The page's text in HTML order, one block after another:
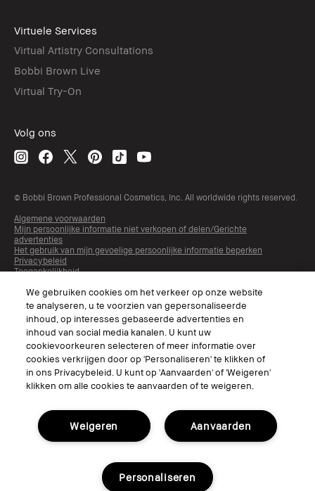
Virtuele Services
Virtual Artistry Consultations
Bobbi Brown Live
Virtual Try-On
Volg ons
© Bobbi Brown Professional Cosmetics, Inc. All worldwide rights reserved.
Algemene voorwaarden
Mijn persoonlijke informatie niet verkopen of delen/Gerichte
advertenties
Het gebruik van mijn gevoelige persoonlijke informatie beperken
Privacybeleid
Toegankelijkheid
We gebruiken cookies om het verkeer op onze website
te analyseren, u te voorzien van gepersonaliseerde
inhoud, op interesses gebaseerde advertenties en
inhoud van social media kanalen. U kunt uw
cookievoorkeuren selecteren of meer informatie over
cookies verkrijgen door op 'Personaliseren' te klikken of
in ons Privacybeleid. U kunt op 'Aanvaarden' of 'Weigeren'
klikken om alle cookies te aanvaarden of te weigeren.
Aanvaarden
Weigeren
Personaliseren